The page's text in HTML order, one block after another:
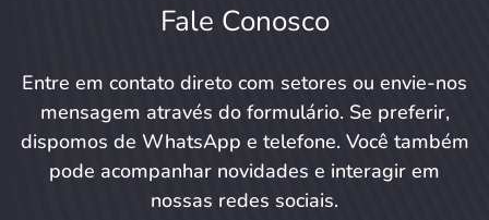
Fale Conosco
Entre em contato direto com setores ou envie-nos
mensagem através do formulário. Se preferir,
dispomos de WhatsApp e telefone. Você também
pode acompanhar novidades e interagir em
nossas redes sociais.